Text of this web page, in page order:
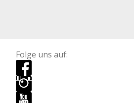
Folge uns auf: